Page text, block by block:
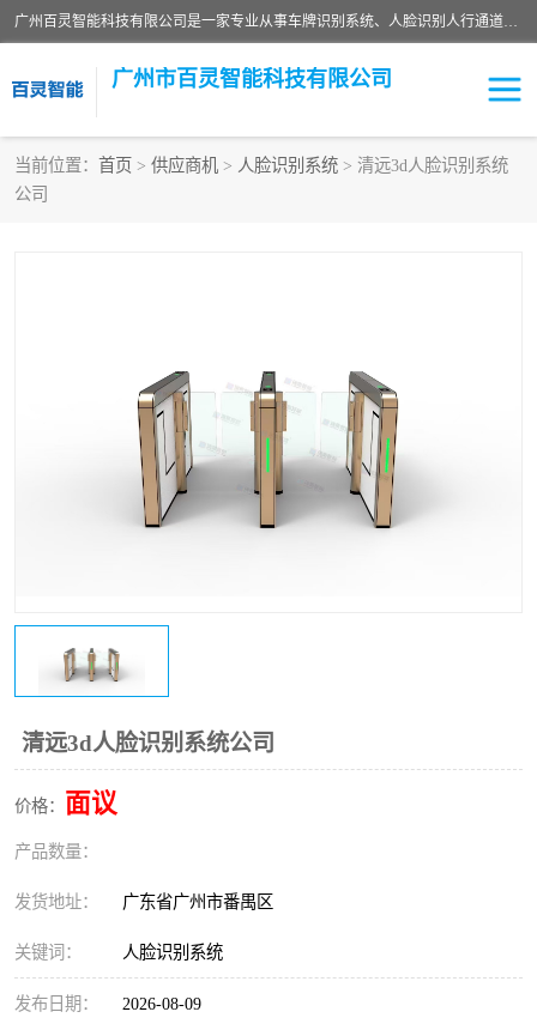
广州百灵智能科技有限公司是一家专业从事车牌识别系统、人脸识别人行通道、安防监控交通设施、停车场智能管理系统、停车场云平台、车牌识别一体机、自动道闸、通道设备、交通设施及交通划线等产品研发、生产和销售的高新技术企业。
广州市百灵智能科技有限公司
当前位置： 首页 > 供应商机 > 人脸识别系统 > 清远3d人脸识别系统
公司
清远3d人脸识别系统公司
价格： 面议
产品数量：
发货地址： 广东省广州市番禺区
关键词： 人脸识别系统
发布日期： 2026-08-09
安防监控红外报警系统